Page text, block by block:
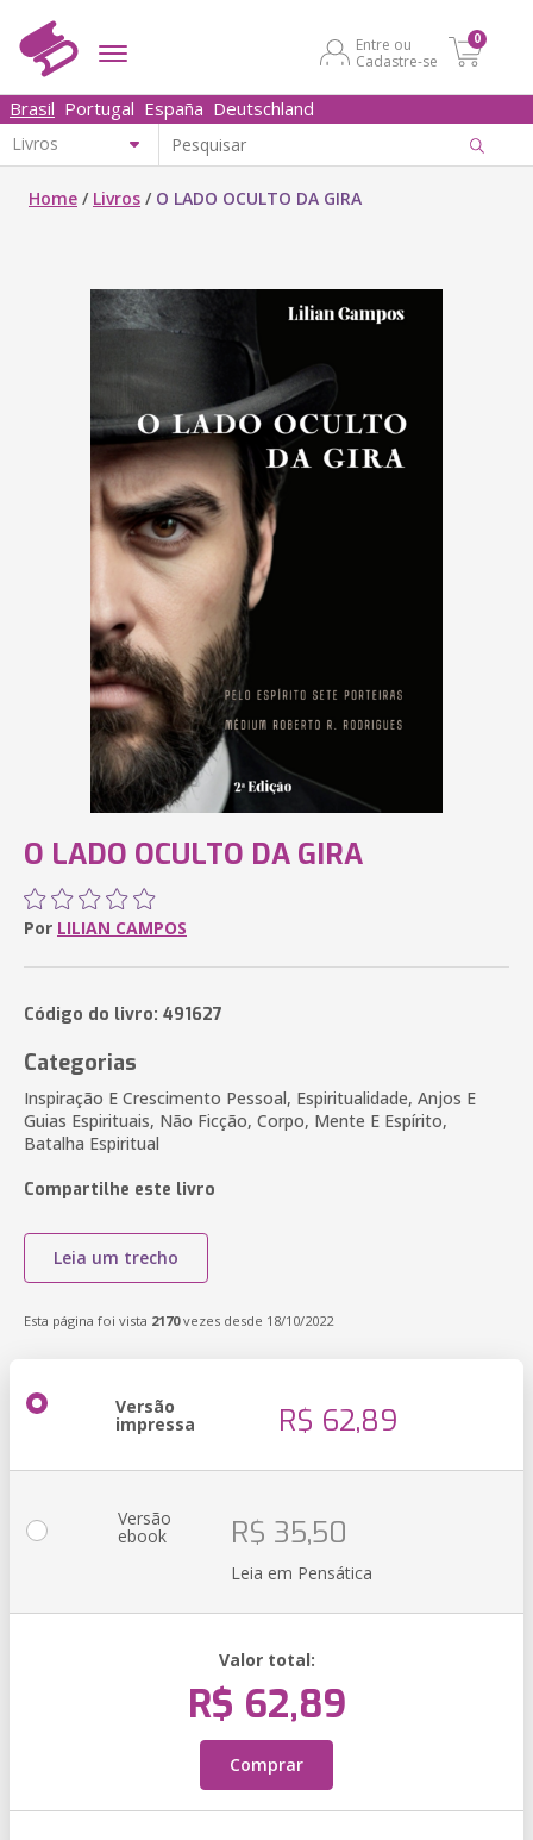
Entre ou
Cadastre-se
0
Brasil Portugal España Deutschland
Home / Livros / O LADO OCULTO DA GIRA
O LADO OCULTO DA GIRA
Por LILIAN CAMPOS
Código do livro: 491627
Categorias
Inspiração E Crescimento Pessoal, Espiritualidade, Anjos E
Guias Espirituais, Não Ficção, Corpo, Mente E Espírito,
Batalha Espiritual
Compartilhe este livro
Leia um trecho
Esta página foi vista 2170vezes desde 18/10/2022
Versão
impressa R$ 62,89
Versão
ebook R$ 35,50
Leia em Pensática
Valor total:
R$ 62,89
Comprar